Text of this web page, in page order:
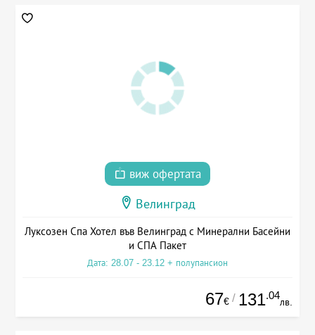
виж офертата
Велинград
Луксозен Спа Хотел във Велинград с Минерални Басейни
и СПА Пакет
Дата: 28.07 - 23.12 + полупансион
67€ / 131.04
лв.